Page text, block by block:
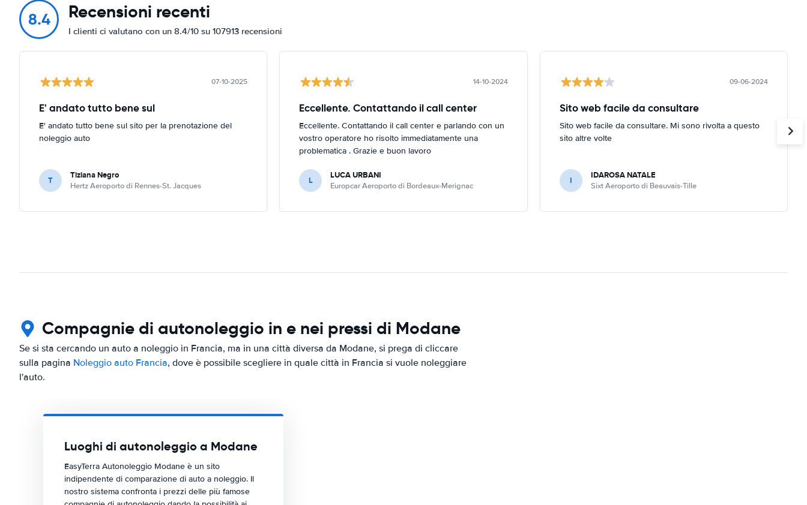
8.4 Recensioni recenti
I clienti ci valutano con un 8.4/10 su 107913 recensioni
07-10-2025
E' andato tutto bene sul
E' andato tutto bene sul sito per la prenotazione del
noleggio auto
T Tiziana Negro
Hertz Aeroporto di Rennes-St. Jacques
14-10-2024
Eccellente. Contattando il call center
Eccellente. Contattando il call center e parlando con un
vostro operatore ho risolto immediatamente una
problematica . Grazie e buon lavoro
L LUCA URBANI
Europcar Aeroporto di Bordeaux-Merignac
09-06-2024
Sito web facile da consultare
Sito web facile da consultare. Mi sono rivolta a questo
sito altre volte
I IDAROSA NATALE
Sixt Aeroporto di Beauvais-Tille
Compagnie di autonoleggio in e nei pressi di Modane
Se si sta cercando un auto a noleggio in Francia, ma in una città diversa da Modane, si prega di cliccare
sulla pagina Noleggio auto Francia, dove è possibile scegliere in quale città in Francia si vuole noleggiare
l'auto.
Luoghi di autonoleggio a Modane
EasyTerra Autonoleggio Modane è un sito
indipendente di comparazione di auto a noleggio. Il
nostro sistema confronta i prezzi delle più famose